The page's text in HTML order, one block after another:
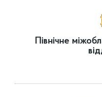
Північне